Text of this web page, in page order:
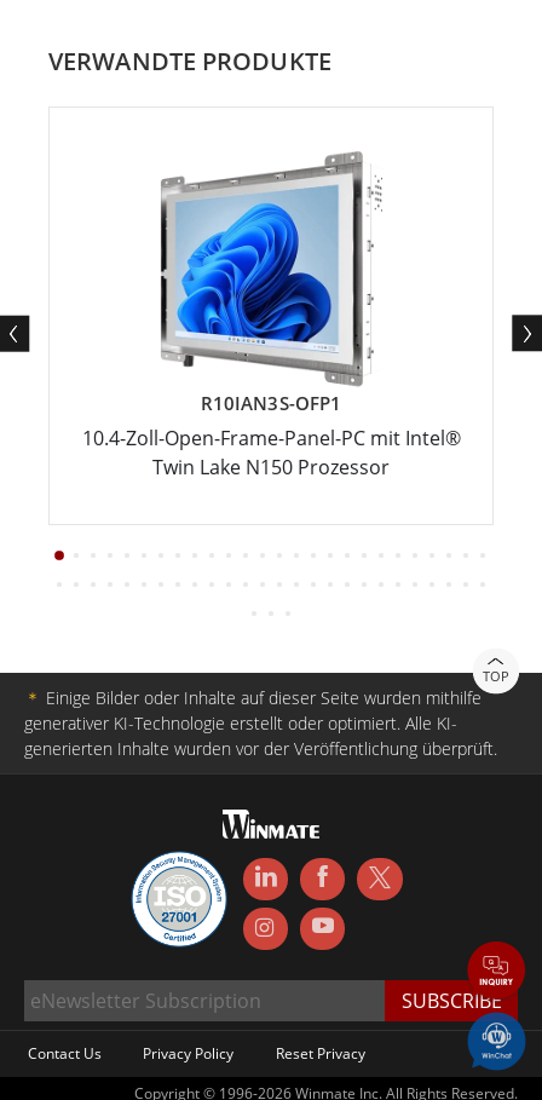
VERWANDTE PRODUKTE
R10IAN3S-OFP1
10.4-Zoll-Open-Frame-Panel-PC mit Intel®
Twin Lake N150 Prozessor
TOP
＊ Einige Bilder oder Inhalte auf dieser Seite wurden mithilfe
generativer KI-Technologie erstellt oder optimiert. Alle KI-
generierten Inhalte wurden vor der Veröffentlichung überprüft.
Contact Us Privacy Policy
Reset Privacy
Copyright © 1996-2026 Winmate Inc. All Rights Reserved.